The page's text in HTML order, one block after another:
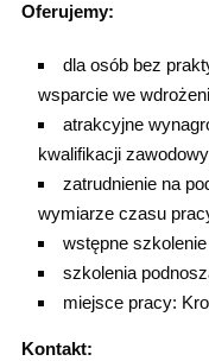
Oferujemy:
dla osób bez
wsparcie we
atrakcyjne
kwalifikacji
zatrudnienie na
wymiarze czasu
wstępne
szkolenia
miejsce pracy:
Kontakt: